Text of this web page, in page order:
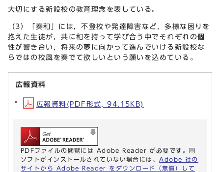
大切にする新設校の教育理念を表している。
（3）「奏和」には，不登校や発達障害など，多様な困りを
抱えた生徒が，共に和を持って学び合う中でそれぞれの個
性が響き合い，将来の夢に向かって進んでいける新設校な
らではの校風を奏でて欲しいという願いを込めている。
広報資料
広報資料(PDF形式, 94.15KB)
PDFファイルの閲覧には Adobe Reader が必要です。同
ソフトがインストールされていない場合には、 Adobe 社の
サイトから Adobe Reader をダウンロード（無償）して